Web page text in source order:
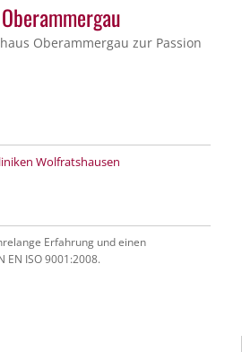
Oberammergau zur Passion
Wolfratshausen
Erfahrung und einen
EN ISO 9001:2008.